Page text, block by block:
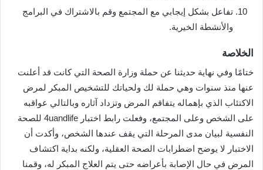
تفاعل بشكل إيجابي مع المجتمع وقم بالاشتراك في البرامج
والأنشطة الخيرية.
الخلاصة
ختامًا وفي نهاية حديثنا عن حملة وزارة الصحة التي كانت قد أعلنت
عنها منذ سنوات وهي حملة لك ولحياتك للتشخيص المبكر لمرض
الاكتئاب الذي بإهماله يتفاقم المرض وتزداد آثاره وبالتالي عواقبه
على الشخص وعلى المجتمع، وفعلت رابط اختبار 4uandlife للصحة
النفسية لبيان مدى المرحلة التي يقف عندها الشخص، وأكدت أن
الاختبار لا يوضح اضطرابات الصحة العقلية، ولكنه بداية اكتشاف
المرض في حال الإصابة بأعراضه حتى يتم العلاج المبكر له، وقمنا